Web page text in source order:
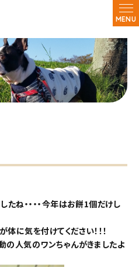
MENU
ね・・・・今年はお餅1個だけし
に気を付けてください！！！
の人気のワンちゃんがきましたよ